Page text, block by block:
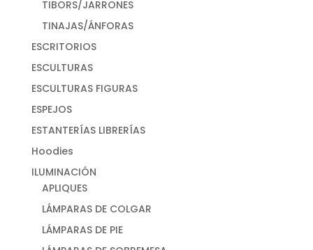
TIBORS/JARRONES
TINAJAS/ÁNFORAS
ESCRITORIOS
ESCULTURAS
ESCULTURAS FIGURAS
ESPEJOS
ESTANTERÍAS LIBRERÍAS
Hoodies
ILUMINACIÓN
APLIQUES
LÁMPARAS DE COLGAR
LÁMPARAS DE PIE